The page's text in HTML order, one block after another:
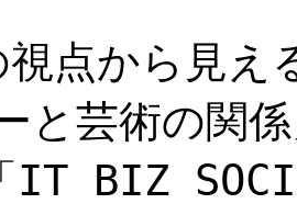
視点から見
と芸術の関
IT BIZ